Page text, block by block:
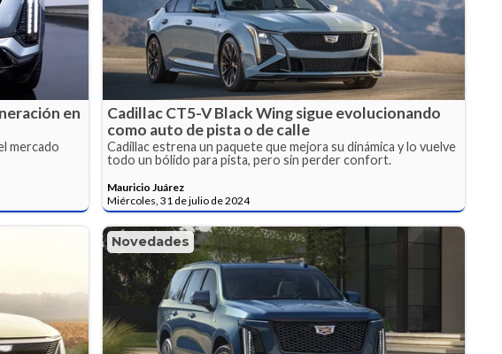
en
mercado
Cadillac CT5-V Black Wing sigue evolucionando
como auto de pista o de calle
Cadillac estrena un paquete que mejora su dinámica y lo vuelve
todo un bólido para pista, pero sin perder confort.
Mauricio Juárez
Miércoles, 31 de julio de 2024
Novedades